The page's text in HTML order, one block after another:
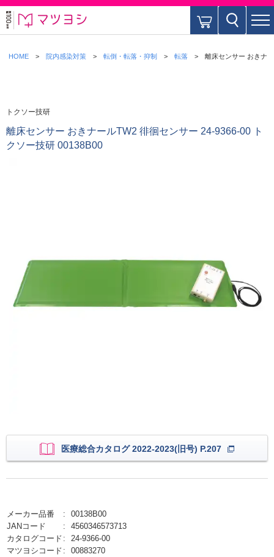
HOME 院内感染対策 転倒・転落・抑制 転落 離床センサー おきナ
トクソー技研
離床センサー おきナールTW2 徘徊センサー 24-9366-00 ト
クソー技研 00138B00
医療総合カタログ 2022-2023(旧号) P.207
メーカー品番
00138B00
JANコード
4560346573713
カタログコード
24-9366-00
マツヨシコード
00883270